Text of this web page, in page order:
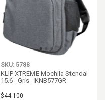
SKU: 5788
KLIP XTREME Mochila Stendal
15.6 - Gris - KNB577GR
$44.100